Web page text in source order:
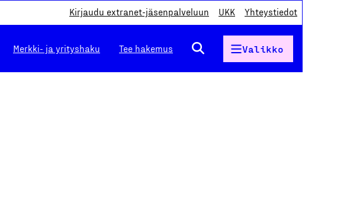
Kirjaudu extranet-jäsenpalveluun UKK Yhteystiedot
Merkki- ja yrityshaku Tee hakemus Valikko